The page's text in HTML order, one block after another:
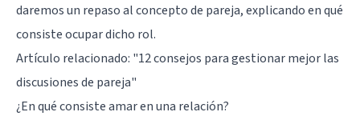
daremos un repaso al concepto de pareja, explicando en qué
consiste ocupar dicho rol.
Artículo relacionado: "12 consejos para gestionar mejor las
discusiones de pareja"
¿En qué consiste amar en una relación?